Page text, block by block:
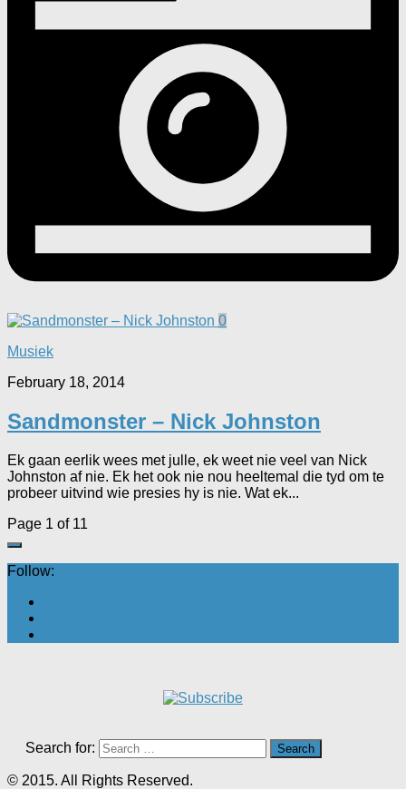
0
Musiek
February 18, 2014
Sandmonster – Nick Johnston
Ek gaan eerlik wees met julle, ek weet nie veel van Nick
Johnston af nie. Ek het ook nie nou heeltemal die tyd om te
probeer uitvind wie presies hy is nie. Wat ek...
Page 1 of 11
Follow:
Search for:
© 2015. All Rights Reserved.